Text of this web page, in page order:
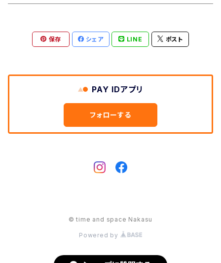
保存 シェア LINE ポスト
PAY IDアプリ
フォローする
© time and space Nakasu
Powered by